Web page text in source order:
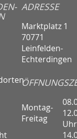
ADRESSE
Marktplatz 1
70771
Leinfelden-
Echterdingen
Montag-
Freitag
Uhr